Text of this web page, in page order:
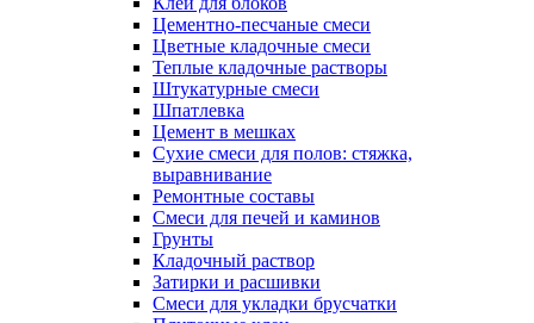
Цементно-песчаные смеси
Цветные кладочные смеси
Теплые кладочные растворы
Штукатурные смеси
Шпатлевка
Цемент в мешках
Сухие смеси для полов: стяжка,
выравнивание
Ремонтные составы
Смеси для печей и каминов
Грунты
Кладочный раствор
Затирки и расшивки
Смеси для укладки брусчатки